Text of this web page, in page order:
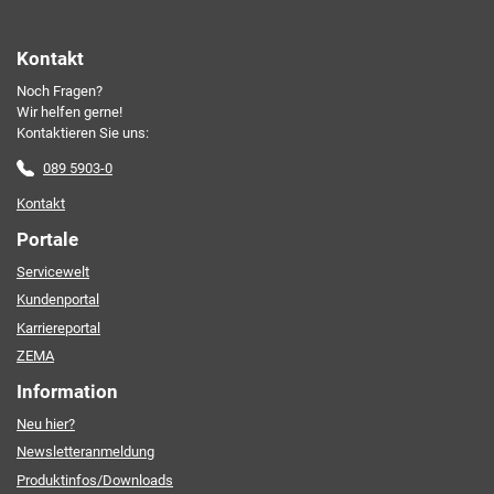
Kontakt
Noch Fragen?
Wir helfen gerne!
Kontaktieren Sie uns:
089 5903-0
Kontakt
Portale
Servicewelt
Kundenportal
Karriereportal
ZEMA
Information
Neu hier?
Newsletteranmeldung
Produktinfos/Downloads